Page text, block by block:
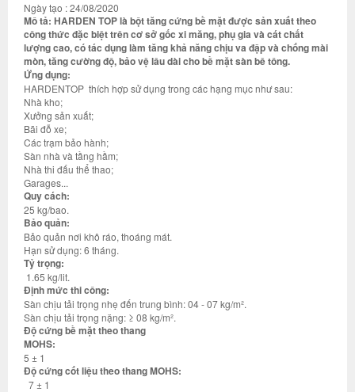
Ngày tạo : 24/08/2020
Mô tả: HARDEN TOP là bột tăng cứng bề mặt được sản xuất theo
công thức đặc biệt trên cơ sở gốc xi măng, phụ gia và cát chất
lượng cao, có tác dụng làm tăng khả năng chịu va đập và chống mài
mòn, tăng cường độ, bảo vệ lâu dài cho bề mặt sàn bê tông.
Ứng dụng:
HARDENTOP thích hợp sử dụng trong các hạng mục như sau:
Nhà kho;
Xưởng sản xuất;
Bãi đỗ xe;
Các trạm bảo hành;
Sàn nhà và tầng hầm;
Nhà thi đấu thể thao;
Garages...
Quy cách:
25 kg/bao.
Bảo quản:
Bảo quản nơi khô ráo, thoáng mát.
Hạn sử dụng: 6 tháng.
Tỷ trọng:
1.65 kg/lit.
Định mức thi công:
Sàn chịu tải trọng nhẹ đến trung bình: 04 - 07 kg/m².
Sàn chịu tải trọng nặng: ≥ 08 kg/m².
Độ cứng bề mặt theo thang
MOHS:
5 ± 1
Độ cứng cốt liệu theo thang MOHS:
7 ± 1